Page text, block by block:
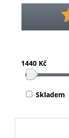
1440 Kč
Skladem